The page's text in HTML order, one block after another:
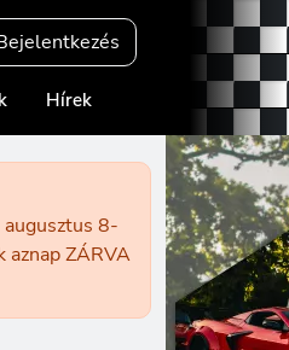
Hírek
8-
aznap ZÁRVA